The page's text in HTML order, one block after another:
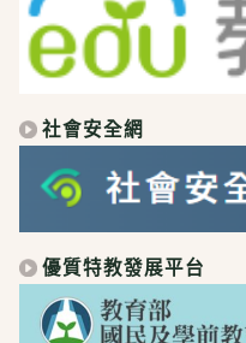
社會安全網
優質特教發展平台